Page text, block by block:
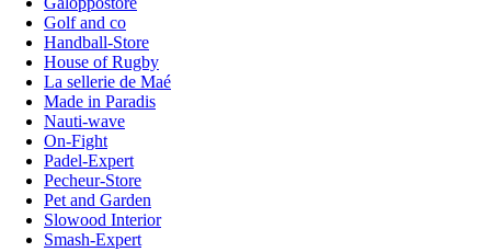
Golf and co
Handball-Store
House of Rugby
La sellerie de Maé
Made in Paradis
Nauti-wave
On-Fight
Padel-Expert
Pecheur-Store
Pet and Garden
Slowood Interior
Smash-Expert